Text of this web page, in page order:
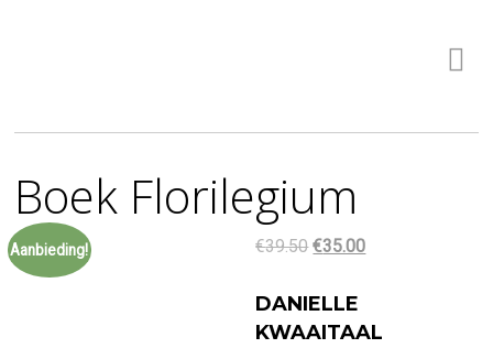
Boek Florilegium
Aanbieding! €39.50Oorspronkelijke
was:
€39.50.
€35.00Huidige
€35.00.
DANIELLE
KWAAITAAL